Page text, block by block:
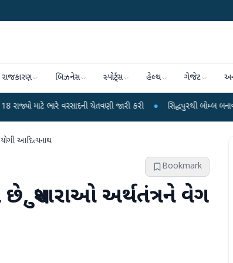
રાજકારણ બિઝનેસ સ્પોર્ટ્સ હેલ્થ ગેજેટ
વરસાદની ચેતવણી જારી કરી ● સિદ્ધપુરથી બોમ્બ બનાવવાની સામગ્રી
આદિત્યનાથ
Bookmark
છે, સુધારાઓ અર્થતંત્રને વેગ